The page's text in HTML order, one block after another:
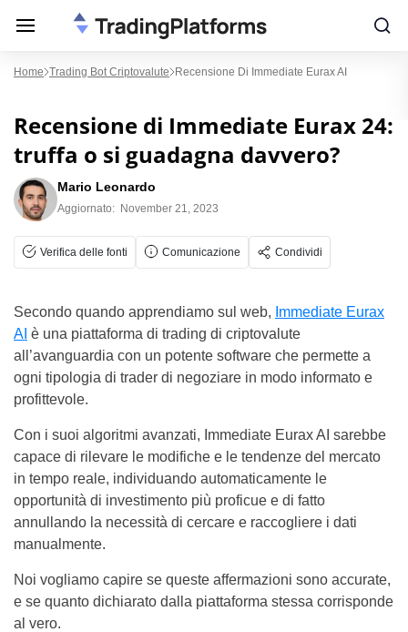
Home Trading Bot Criptovalute Recensione Di Immediate Eurax AI
Recensione di Immediate Eurax 24:
truffa o si guadagna davvero?
Mario Leonardo
Aggiornato: November 21, 2023
Verifica delle fonti Comunicazione Condividi
Secondo quando apprendiamo sul web, Immediate Eurax
AI è una piattaforma di trading di criptovalute
all’avanguardia con un potente software che permette a
ogni tipologia di trader di negoziare in modo informato e
profittevole.
Con i suoi algoritmi avanzati, Immediate Eurax AI sarebbe
capace di rilevare le modifiche e le tendenze del mercato
in tempo reale, individuando automaticamente le
opportunità di investimento più proficue e di fatto
annullando la necessità di cercare e raccogliere i dati
manualmente.
Noi vogliamo capire se queste affermazioni sono accurate,
e se quanto dichiarato dalla piattaforma stessa corrisponde
al vero.